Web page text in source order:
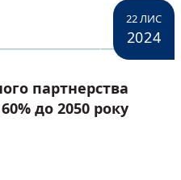
22 ЛИС
2024
партнерства
до 2050 року